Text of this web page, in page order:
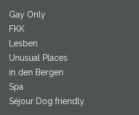
Gay Only
FKK
Lesben
Unusual Places
in den Bergen
Spa
Séjour Dog friendly